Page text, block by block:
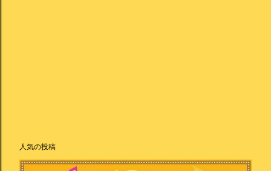
人気の投稿